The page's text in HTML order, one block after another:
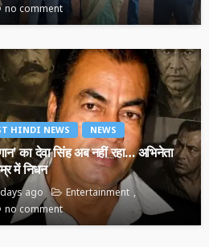
no comment
HINDI NEWS NEWS
का देवा सिंह अब नहीं रहा… अभिनेता
में निधन
ago
Entertainment
no comment